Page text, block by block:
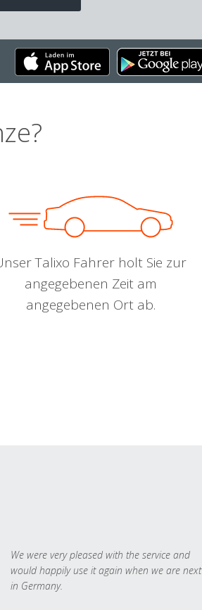
Talixo Fahrer holt Sie zur
angegebenen Zeit am
angegebenen Ort ab.
We were very pleased with the service and
would happily use it again when we are next
in Germany.